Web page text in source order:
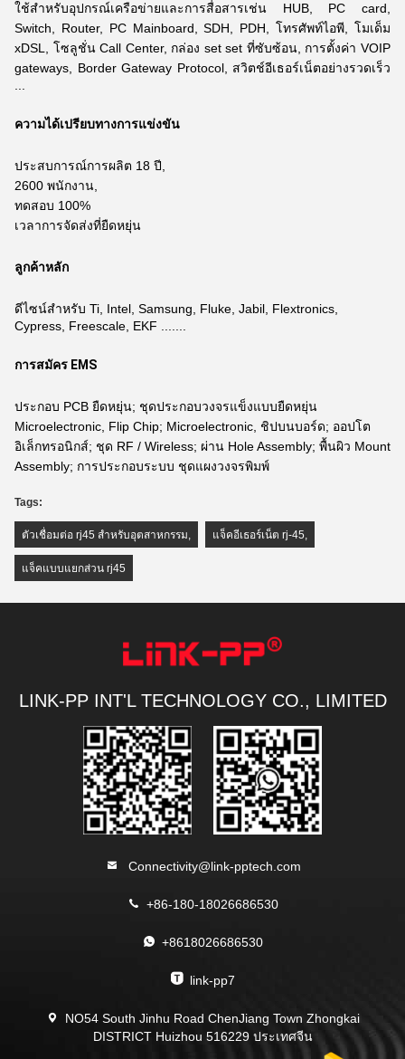
ใช้สำหรับอุปกรณ์เครือข่ายและการสื่อสารเช่น HUB, PC card,
Switch, Router, PC Mainboard, SDH, PDH, โทรศัพท์ไอพี, โมเด็ม
xDSL,
โซลูชั่น Call Center, กล่อง set set ที่ซับซ้อน, การตั้งค่า VOIP
gateways, Border Gateway Protocol, สวิตช์อีเธอร์เน็ตอย่างรวดเร็ว
ความได้เปรียบทางการแข่งขัน
ประสบการณ์การผลิต 18 ปี,
2600 พนักงาน,
ทดสอบ 100%
เวลาการจัดส่งที่ยืดหยุ่น
ลูกค้าหลัก
ดีไซน์สำหรับ Ti, Intel, Samsung, Fluke, Jabil, Flextronics,
Cypress, Freescale, EKF .......
การสมัคร EMS
ประกอบ PCB ยืดหยุ่น; ชุดประกอบวงจรแข็งแบบยืดหยุ่น
Microelectronic, Flip Chip; Microelectronic, ชิปบนบอร์ด; ออปโต
อิเล็กทรอนิกส์; ชุด RF / Wireless; ผ่าน Hole Assembly; พื้นผิว Mount
Assembly; การประกอบระบบ ชุดแผงวงจรพิมพ์
Tags:
ตัวเชื่อมต่อ rj45 สำหรับอุตสาหกรรม, แจ็คอีเธอร์เน็ต rj-45,
แจ็คแบบแยกส่วน rj45
LINK-PP INT'L TECHNOLOGY CO., LIMITED
Connectivity@link-pptech.com
+86-180-18026686530
+8618026686530
link-pp7
NO54 South Jinhu Road ChenJiang Town Zhongkai
DISTRICT Huizhou 516229 ประเทศจีน